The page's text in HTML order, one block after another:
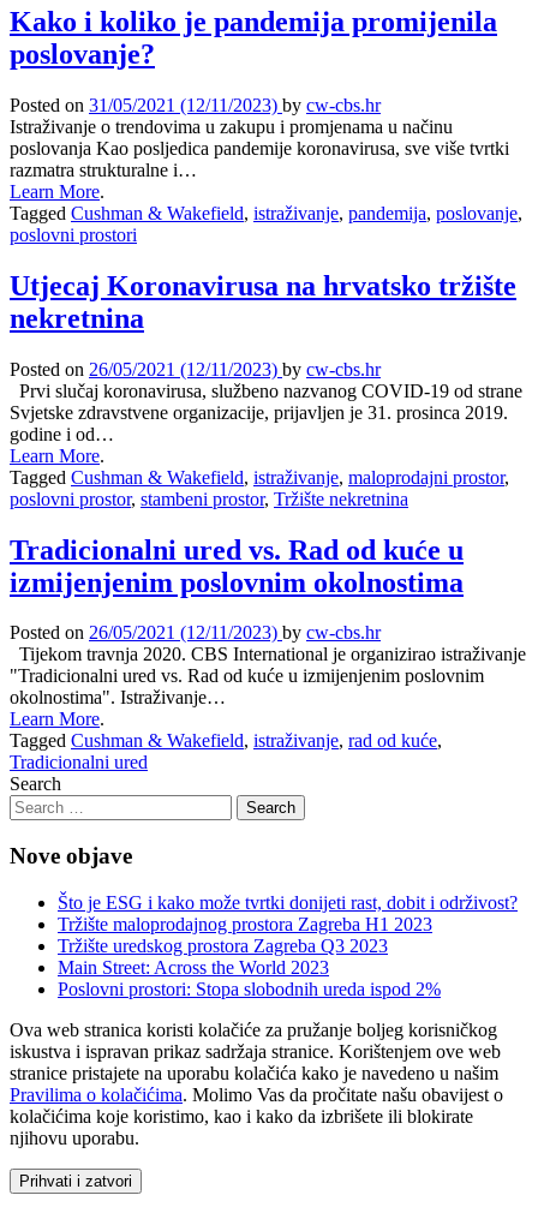
Kako i koliko je pandemija promijenila
poslovanje?
Posted on 31/05/2021 (12/11/2023) by cw-cbs.hr
Istraživanje o trendovima u zakupu i promjenama u načinu
poslovanja Kao posljedica pandemije koronavirusa, sve više tvrtki
razmatra strukturalne i…
Learn More.
Tagged Cushman & Wakefield, istraživanje, pandemija, poslovanje,
poslovni prostori
Utjecaj Koronavirusa na hrvatsko tržište
nekretnina
Posted on 26/05/2021 (12/11/2023) by cw-cbs.hr
Prvi slučaj koronavirusa, službeno nazvanog COVID-19 od strane
Svjetske zdravstvene organizacije, prijavljen je 31. prosinca 2019.
godine i od…
Learn More.
Tagged Cushman & Wakefield, istraživanje, maloprodajni prostor,
poslovni prostor, stambeni prostor, Tržište nekretnina
Tradicionalni ured vs. Rad od kuće u
izmijenjenim poslovnim okolnostima
Posted on 26/05/2021 (12/11/2023) by cw-cbs.hr
Tijekom travnja 2020. CBS International je organizirao istraživanje
"Tradicionalni ured vs. Rad od kuće u izmijenjenim poslovnim
okolnostima". Istraživanje…
Learn More.
Tagged Cushman & Wakefield, istraživanje, rad od kuće,
Tradicionalni ured
Search
Nove objave
Što je ESG i kako može tvrtki donijeti rast, dobit i održivost?
Tržište maloprodajnog prostora Zagreba H1 2023
Tržište uredskog prostora Zagreba Q3 2023
Main Street: Across the World 2023
Poslovni prostori: Stopa slobodnih ureda ispod 2%
Ova web stranica koristi kolačiće za pružanje boljeg korisničkog
iskustva i ispravan prikaz sadržaja stranice. Korištenjem ove web
stranice pristajete na uporabu kolačića kako je navedeno u našim
Pravilima o kolačićima. Molimo Vas da pročitate našu obavijest o
kolačićima koje koristimo, kao i kako da izbrišete ili blokirate
njihovu uporabu.
Prihvati i zatvori